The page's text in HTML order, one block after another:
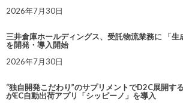
2026年7月30日
三井倉庫ホールディングス、受託物流業務に 「生
を開発・導入開始
2026年7月30日
“独自開発こだわり”のサプリメントでD2C展開す
がEC自動出荷アプリ「シッピーノ」を導入